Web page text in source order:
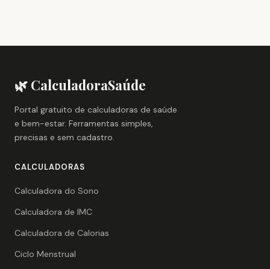
🌿 CalculadoraSaúde
Portal gratuito de calculadoras de saúde
e bem-estar. Ferramentas simples,
precisas e sem cadastro.
CALCULADORAS
Calculadora do Sono
Calculadora de IMC
Calculadora de Calorias
Ciclo Menstrual